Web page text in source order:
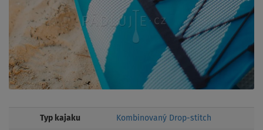
Typ kajaku Kombinovaný Drop-stitch